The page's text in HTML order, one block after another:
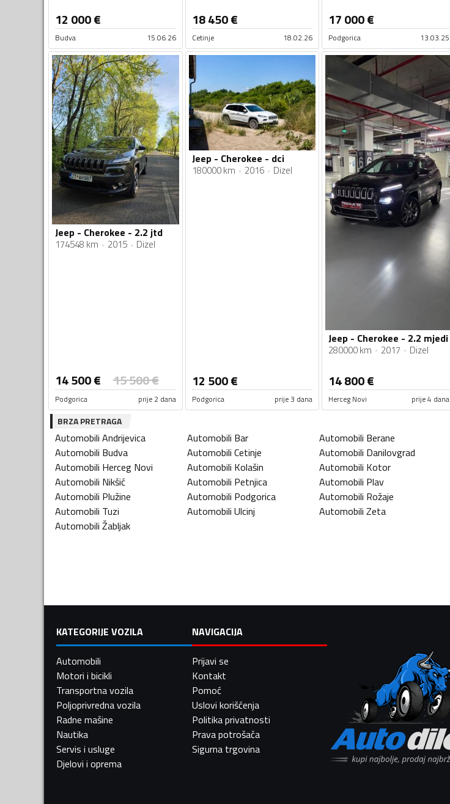
12 000€
Budva 15.06.26
18 450€
Cetinje 18.02.26
17 000€
Podgorica 13.03.25
Jeep - Cherokee - 2.2 jtd
174548 km 2015 Dizel
14 500€ 15 500€
Podgorica prije 2 dana
Jeep - Cherokee - dci
180000 km 2016 Dizel
12 500€
Podgorica prije 3 dana
Jeep - Cherokee - 2.2 mjedi
280000 km 2017 Dizel
14 800€
Herceg Novi prije 4 dana
BRZA PRETRAGA
Automobili Andrijevica Automobili Bar Automobili Berane
Automobili Budva Automobili Cetinje Automobili Danilovgrad
Automobili Herceg Novi Automobili Kolašin Automobili Kotor
Automobili Nikšić Automobili Petnjica Automobili Plav
Automobili Plužine Automobili Podgorica Automobili Rožaje
Automobili Tuzi Automobili Ulcinj Automobili Zeta
Automobili Žabljak
KATEGORIJE VOZILA
Automobili
Motori i bicikli
Transportna vozila
Poljoprivredna vozila
Radne mašine
Nautika
Servis i usluge
Djelovi i oprema
NAVIGACIJA
Prijavi se
Kontakt
Pomoć
Uslovi korišćenja
Politika privatnosti
Prava potrošača
Sigurna trgovina